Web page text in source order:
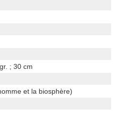
; 30 cm
et la biosphère)